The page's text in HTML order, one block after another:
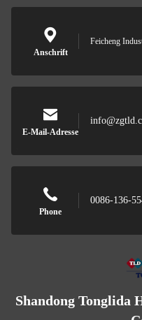
Anschrift
Feicheng
E-Mail-Adresse
Phone
0086-136-
Shandong Tonglida